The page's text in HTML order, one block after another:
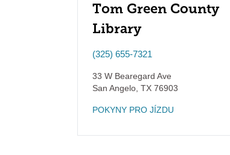
Tom Green County
Library
(325) 655-7321
33 W Bearegard Ave
San Angelo TX 76903
POKYNY PRO JÍZDU